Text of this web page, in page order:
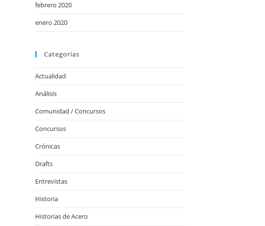
febrero 2020
enero 2020
Categorías
Actualidad
Análisis
Comunidad / Concursos
Concursos
Crónicas
Drafts
Entrevistas
Historia
Historias de Acero